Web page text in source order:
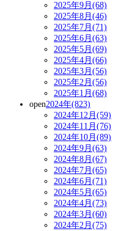
2025年9月(68)
2025年8月(46)
2025年7月(71)
2025年6月(63)
2025年5月(69)
2025年4月(66)
2025年3月(56)
2025年2月(56)
2025年1月(68)
open2024年(823)
2024年12月(59)
2024年11月(76)
2024年10月(89)
2024年9月(63)
2024年8月(67)
2024年7月(65)
2024年6月(71)
2024年5月(65)
2024年4月(73)
2024年3月(60)
2024年2月(75)